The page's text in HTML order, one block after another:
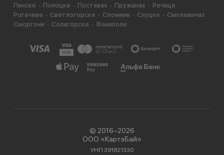
Пинске
Полоцке Поставах Пружанах
Речице
Рогачеве
Светлогорске Слониме Слуцке
Смолевичах
Сморгони
Солигорске Фаниполе
© 2016−2026
ООО «КартэБай»
УНП 391821330